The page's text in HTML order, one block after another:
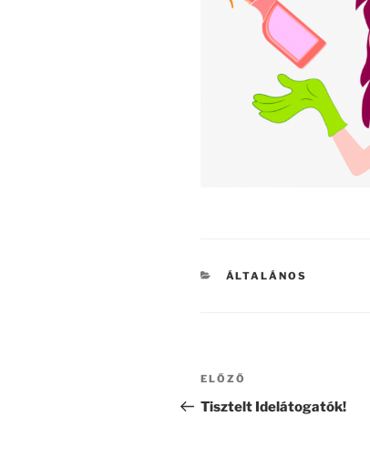
KATEGÓRIÁK
ÁLTALÁNOS
Bejegyzés
navigáció
Korábbi
bejegyzés
ELŐZŐ
Tisztelt Idelátogatók!